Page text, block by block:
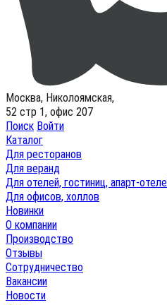
Москва, Николоямская,
52 стр 1, офис 207
Поиск Войти
Каталог
Для ресторанов
Для веранд
Для отелей, гостиниц, апарт-
Для офисов, холлов
Новинки
О компании
Производство
Отзывы
Сотрудничество
Вакансии
Новости